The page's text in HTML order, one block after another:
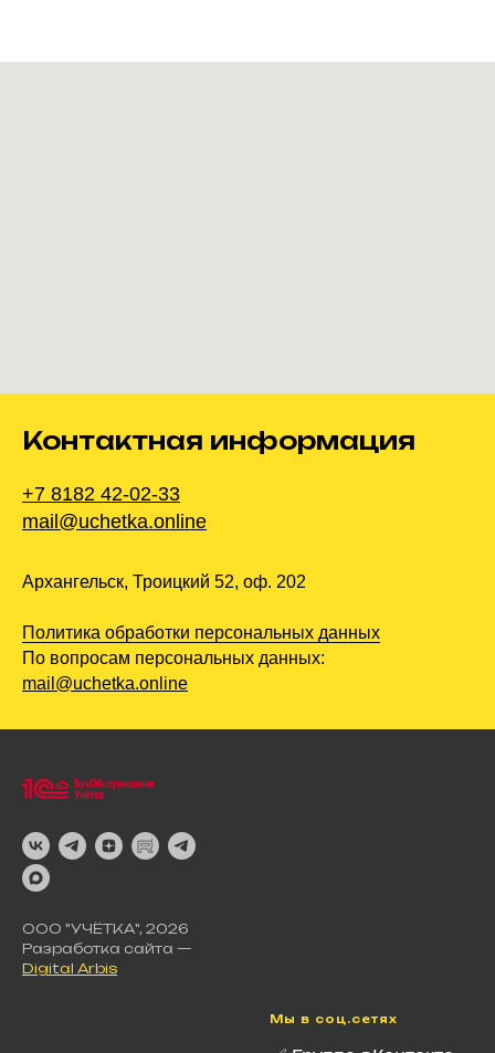
Контактная информация
+7 8182 42-02-33
mail@uchetka.online
Архангельск, Троицкий 52, оф. 202
Политика обработки персональных данных
По вопросам персональных данных:
mail@uchetka.online
ООО "УЧЁТКА", 2026
Разработка сайта —
Digital Arbis
Мы в соц.сетях